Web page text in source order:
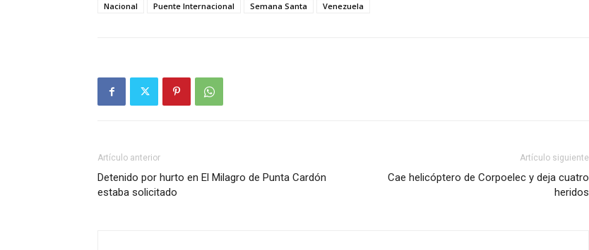
Nacional
Puente Internacional Semana Santa Venezuela
Artículo anterior
Detenido por hurto en El Milagro de Punta Cardón
estaba solicitado
Artículo siguiente
Cae helicóptero de Corpoelec y deja cuatro
heridos